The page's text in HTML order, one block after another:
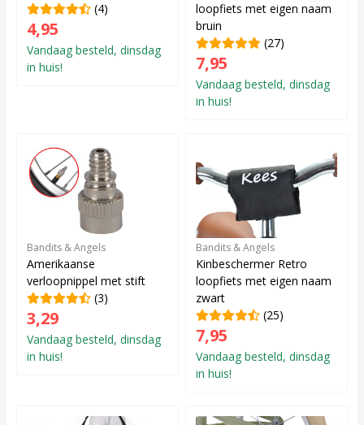
(4)
4,95
Vandaag besteld, dinsdag
in huis!
loopfiets met eigen naam
bruin
(27)
7,95
Vandaag besteld, dinsdag
in huis!
Bandits & Angels
Amerikaanse
verloopnippel met stift
(3)
3,29
Vandaag besteld, dinsdag
in huis!
Bandits & Angels
Kinbeschermer Retro
loopfiets met eigen naam
zwart
(25)
7,95
Vandaag besteld, dinsdag
in huis!